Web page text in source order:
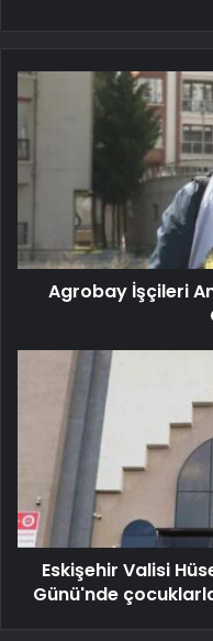
Agrobay İşçileri
Eskişehir Valisi
Günü'nde